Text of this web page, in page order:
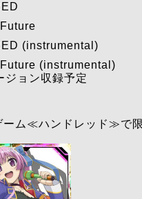
(instrumental)
(instrumental)
ジョン収録予定
ーム≪ハンドレッド≫で